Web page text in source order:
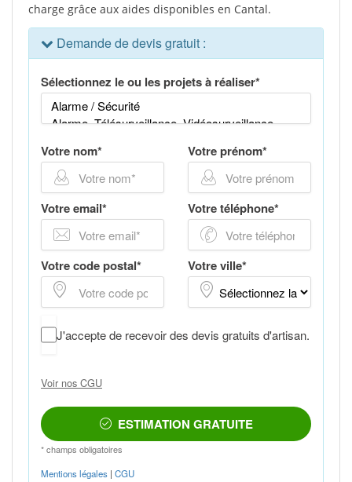
charge grâce aux aides disponibles en Cantal.